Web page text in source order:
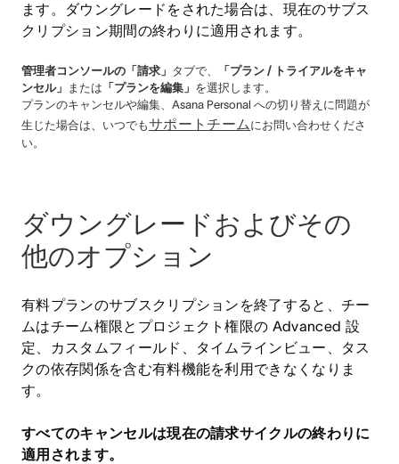
ます。ダウングレードをされた場合は、現在のサブス
クリプション期間の終わりに適用されます。
管理者コンソールの「請求」 タブで、
「プラン / トライアルをキャ
ンセル」 または 「プランを編集」 を選択します。
プランのキャンセルや編集、Asana Personal への切り替えに問題が
生じた場合は、いつでもサポートチーム にお問い合わせくださ
い。
ダウングレードおよびその
他のオプション
有料プランのサブスクリプションを終了すると、チー
ムはチーム権限とプロジェクト権限の Advanced 設
定、カスタムフィールド、タイムラインビュー、タス
クの依存関係を含む有料機能を利用できなくなりま
す。
すべてのキャンセルは現在の請求サイクルの終わりに
適用されます。